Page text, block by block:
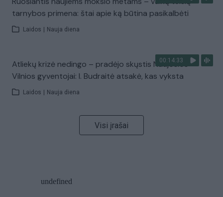
tarnybos primena: štai apie ką būtina pasikalbėti
Laidos Nauja diena
00:14:33
Atliekų krizė nedingo – pradėjo skųstis Naujosios
Vilnios gyventojai: I. Budraitė atsakė, kas vyksta
Laidos Nauja diena
Visi įrašai